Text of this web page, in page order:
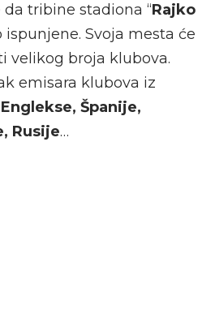
tribine stadiona “Rajko
ispunjene. Svoja mesta će
velikog broja klubova.
emisara klubova iz
Španije,
Rusije…